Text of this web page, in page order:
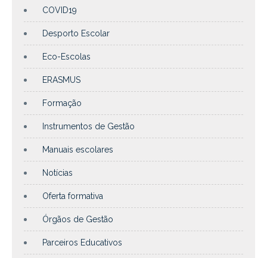
COVID19
Desporto Escolar
Eco-Escolas
ERASMUS
Formação
Instrumentos de Gestão
Manuais escolares
Notícias
Oferta formativa
Órgãos de Gestão
Parceiros Educativos